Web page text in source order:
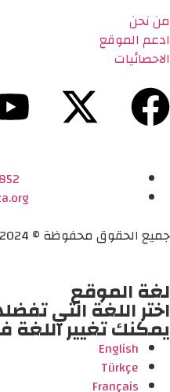
من نحن
ادعم الموقع
الاحصائيات
جميع الحقوق محفوظة © 2024
لغة الموقع
اختر اللغة التي
يمكنك تغيير
English
Türkçe
Français